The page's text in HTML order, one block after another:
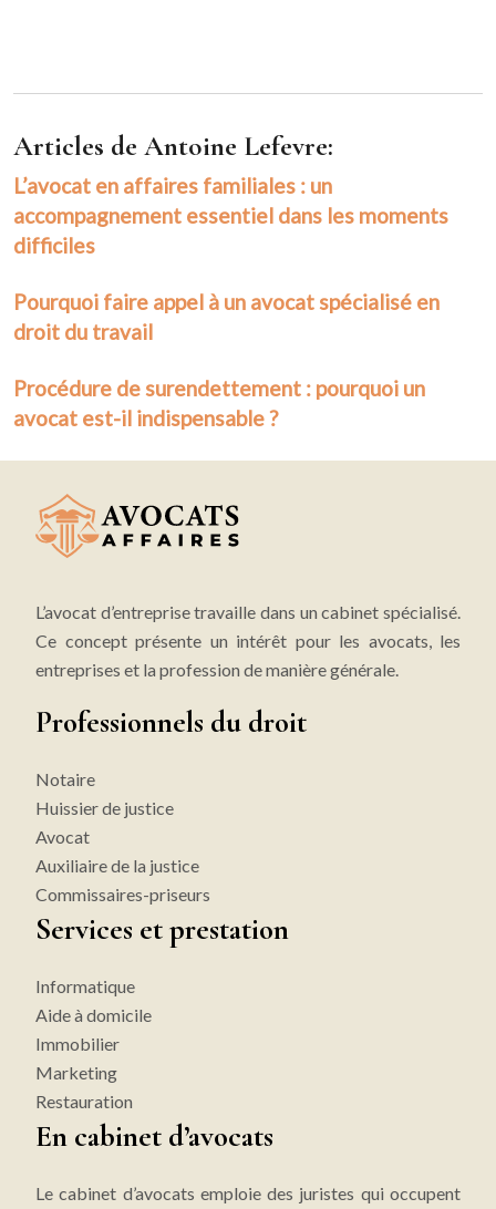
Articles de Antoine Lefevre:
L’avocat en affaires familiales : un
accompagnement essentiel dans les moments
difficiles
Pourquoi faire appel à un avocat spécialisé en
droit du travail
Procédure de surendettement : pourquoi un
avocat est-il indispensable ?
L’avocat d’entreprise travaille dans un cabinet spécialisé.
Ce concept présente un intérêt pour les avocats, les
entreprises et la profession de manière générale.
Professionnels du droit
Notaire
Huissier de justice
Avocat
Auxiliaire de la justice
Commissaires-priseurs
Services et prestation
Informatique
Aide à domicile
Immobilier
Marketing
Restauration
En cabinet d’avocats
Le cabinet d’avocats emploie des juristes qui occupent